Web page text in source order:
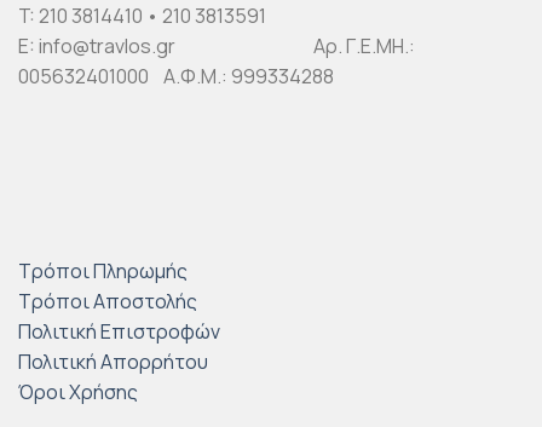
T: 210 3814410 • 210 3813591
E: info@travlos.gr Αρ. Γ.Ε.ΜΗ.:
005632401000 Α.Φ.Μ.: 999334288
Τρόποι Πληρωμής
Τρόποι Αποστολής
Πολιτική Επιστροφών
Πολιτική Απορρήτου
Όροι Χρήσης